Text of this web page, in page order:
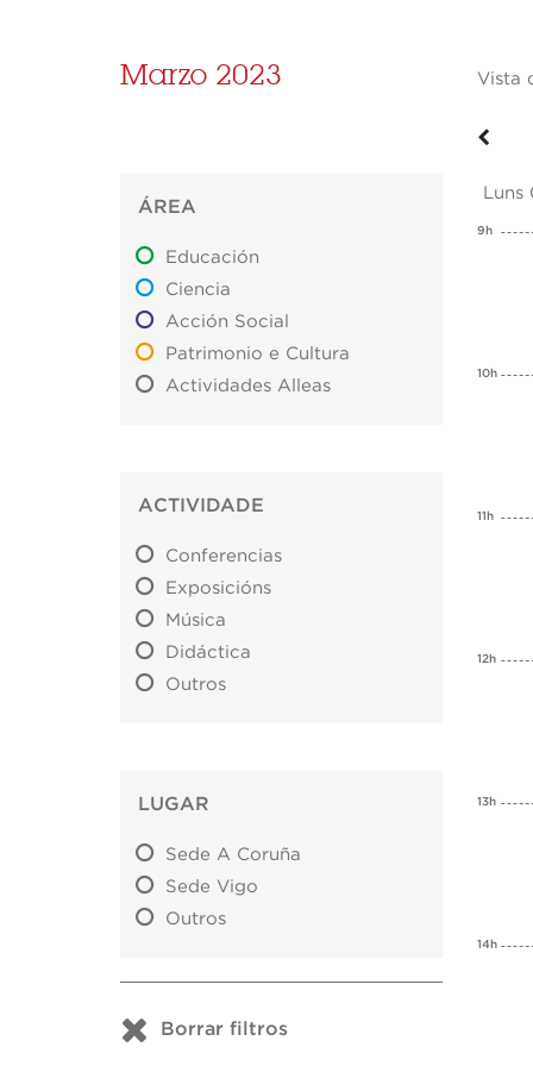
Marzo 2023 Vista
ÁREA
Educación
Ciencia
Acción Social
Patrimonio e Cultura
Actividades Alleas
ACTIVIDADE
Conferencias
Exposicións
Música
Didáctica
Outros
LUGAR
Sede A Coruña
Sede Vigo
Outros
Borrar filtros
Luns
9h
10h
11h
12h
13h
14h